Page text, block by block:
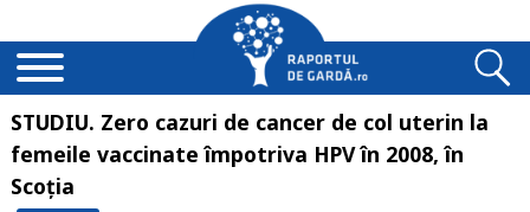
STUDIU. Zero cazuri de cancer de col uterin la
femeile vaccinate împotriva HPV în 2008, în
Scoția